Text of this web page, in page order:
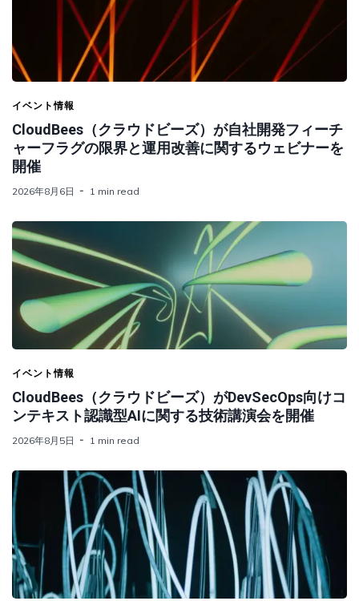
イベント情報
CloudBees（クラウドビーズ）が自社開発フィーチ
ャーフラグの限界と運用改善に関するウェビナーを
開催
2026年8月6日 1 min read
イベント情報
CloudBees（クラウドビーズ）がDevSecOps向けコ
ンテキスト認識型AIに関する技術講演会を開催
2026年8月5日 1 min read